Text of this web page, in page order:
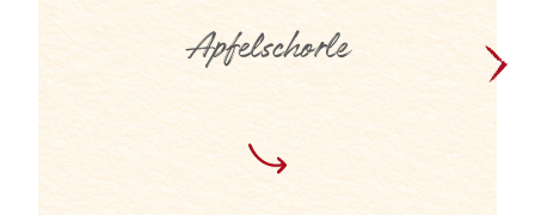
Apfelschorle